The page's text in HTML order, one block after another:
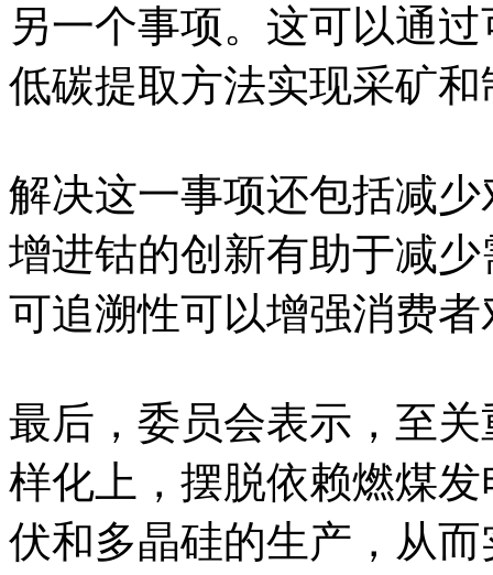
另一个事项。这可以通
低碳提取方法实现采矿
解决这一事项还包括减
增进钴的创新有助于减
可追溯性可以增强消费
最后，委员会表示，至
样化上，摆脱依赖燃煤
伏和多晶硅的生产，从